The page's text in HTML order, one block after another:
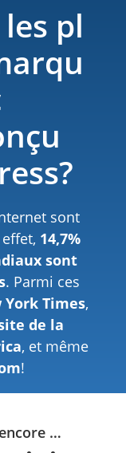
pl
sont
14,7%
sont
. Parmi ces
York Times,
de la
, et même
!
…